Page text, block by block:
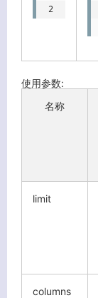
使用参数:
名称
limit
columns